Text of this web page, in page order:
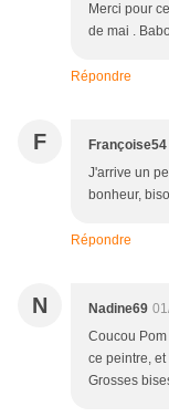
Merci pour
de mai .
Répondre
F Françoise54
J'arrive un
bonheur,
Répondre
N Nadine69
Coucou
ce peintre,
Grosses